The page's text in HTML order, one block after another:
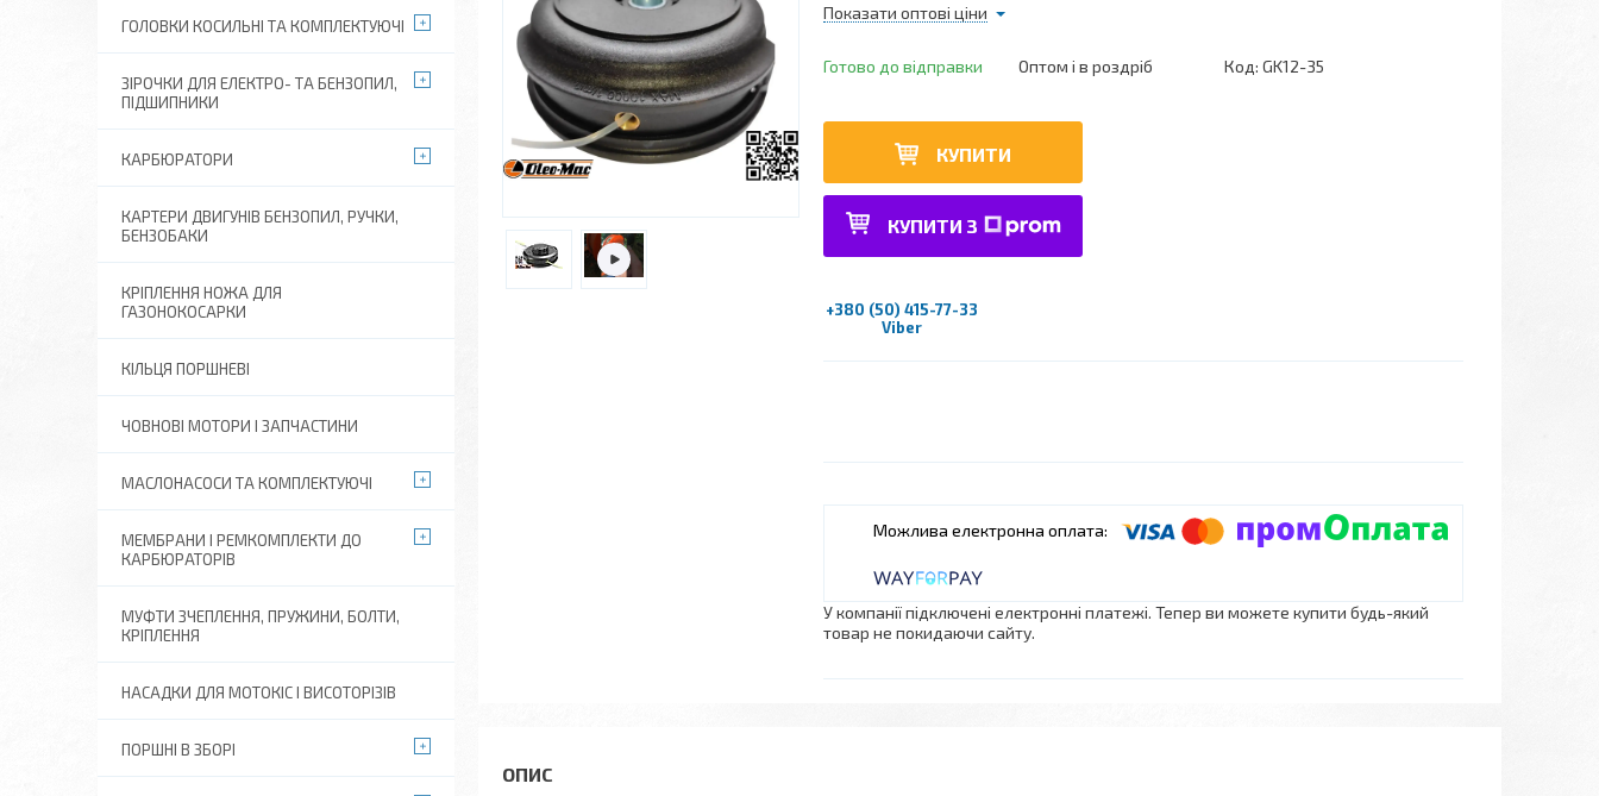
Показати оптові ціни
Готово до відправки Оптом і в роздріб Код: GK12-35
КУПИТИ
КУПИТИ З
+380 (50) 415-77-33
Viber
У компанії підключені електронні платежі. Тепер ви можете купити будь-який
товар не покидаючи сайту.
ГОЛОВКИ КОСИЛЬНІ ТА КОМПЛЕКТУЮЧІ
ЗІРОЧКИ ДЛЯ ЕЛЕКТРО- ТА БЕНЗОПИЛ,
ПІДШИПНИКИ
КАРБЮРАТОРИ
КАРТЕРИ ДВИГУНІВ БЕНЗОПИЛ, РУЧКИ,
БЕНЗОБАКИ
КРІПЛЕННЯ НОЖА ДЛЯ
ГАЗОНОКОСАРКИ
КІЛЬЦЯ ПОРШНЕВІ
ЧОВНОВІ МОТОРИ І ЗАПЧАСТИНИ
МАСЛОНАСОСИ ТА КОМПЛЕКТУЮЧІ
МЕМБРАНИ І РЕМКОМПЛЕКТИ ДО
КАРБЮРАТОРІВ
МУФТИ ЗЧЕПЛЕННЯ, ПРУЖИНИ, БОЛТИ,
КРІПЛЕННЯ
НАСАДКИ ДЛЯ МОТОКІС І ВИСОТОРІЗІВ
ПОРШНІ В ЗБОРІ